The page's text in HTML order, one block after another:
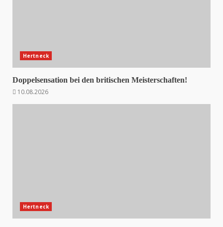
Hertneck
Doppelsensation bei den britischen Meisterschaften!
10.08.2026
Hertneck